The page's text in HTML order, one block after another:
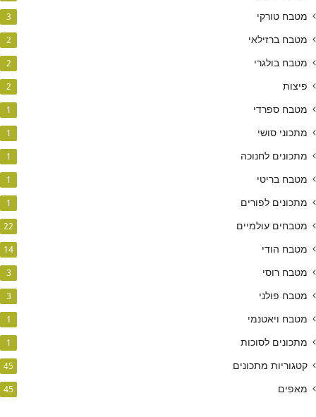
מטבח טורקי 3
מטבח ברזילאי 2
מטבח בולגרי 2
פיצות 2
מטבח ספרדי 1
מתכוני סושי 1
מתכונים לחנוכה 1
מטבח בריטי 1
מתכונים לפורים 1
מטבחים עולמיים 22
מטבח הודי 14
מטבח רוסי 3
מטבח פולני 3
מטבח ויאטנמי 1
מתכונים לסוכות 1
קטגוריות מתכונים 45
מאפים 45